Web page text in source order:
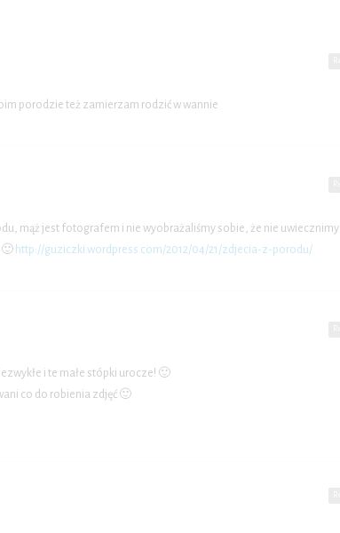
porodzie też zamierzam rodzić w wannie
mąż jest fotografem i nie wyobrażaliśmy sobie, że nie uwiecznimy
🙂 http://guziczki.wordpress.com/2012/04/21/zdjecia-z-porodu/
i te małe stópki urocze! 🙂
co do robienia zdjęć 🙂